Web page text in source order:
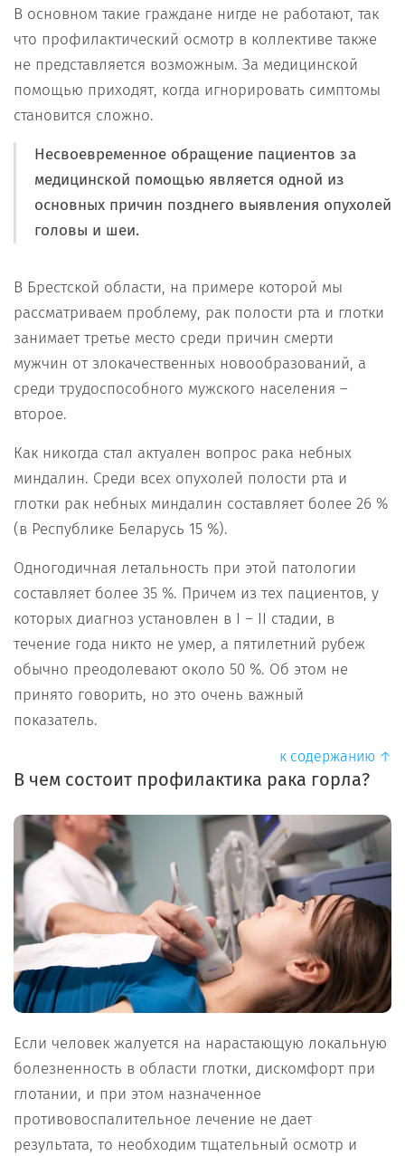
В основном такие граждане нигде не работают, так
что профилактический осмотр в коллективе также
не представляется возможным. За медицинской
помощью приходят, когда игнорировать симптомы
становится сложно.
Несвоевременное обращение пациентов за
медицинской помощью является одной из
основных причин позднего выявления опухолей
головы и шеи.
В Брестской области, на примере которой мы
рассматриваем проблему, рак полости рта и глотки
занимает третье место среди причин смерти
мужчин от злокачественных новообразований, а
среди трудоспособного мужского населения –
второе.
Как никогда стал актуален вопрос рака небных
миндалин. Среди всех опухолей полости рта и
глотки рак небных миндалин составляет более 26 %
(в Республике Беларусь 15 %).
Одногодичная летальность при этой патологии
составляет более 35 %. Причем из тех пациентов, у
которых диагноз установлен в I – II стадии, в
течение года никто не умер, а пятилетний рубеж
обычно преодолевают около 50 %. Об этом не
принято говорить, но это очень важный
показатель.
к содержанию ↑
В чем состоит профилактика рака горла?
Если человек жалуется на нарастающую локальную
болезненность в области глотки, дискомфорт при
глотании, и при этом назначенное
противовоспалительное лечение не дает
результата, то необходим тщательный осмотр и